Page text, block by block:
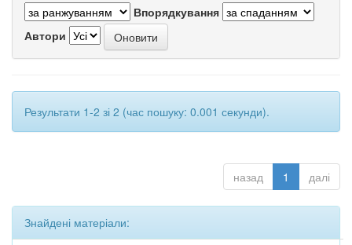
Впорядкування
Автори
Результати 1-2 зі 2 (час пошуку: 0.001 секунди).
назад 1 далі
Знайдені матеріали: